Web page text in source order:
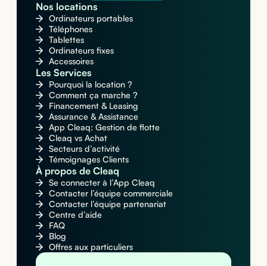
Nos locations
Ordinateurs portables
Téléphones
Tablettes
Ordinateurs fixes
Accessoires
Les Services
Pourquoi la location ?
Comment ça marche ?
Financement & Leasing
Assurance & Assistance
App Cleaq: Gestion de flotte
Cleaq vs Achat
Secteurs d’activité
Témoignages Clients
À propos de Cleaq
Se connecter à l’App Cleaq
Contacter l’équipe commerciale
Contacter l’équipe partenariat
Centre d’aide
FAQ
Blog
Offres aux particuliers